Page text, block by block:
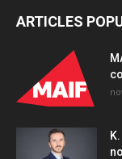
ARTICLES